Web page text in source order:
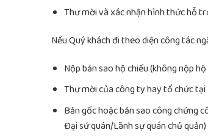
Thư mời và xác nhận hình thức hỗ
Nếu Quý khách đi theo diện công tác
Nộp bản sao hộ chiếu (không nộp
Thư mời của công ty hay tổ chức tại
Bản gốc hoặc bản sao công chứng
Đại sứ quán/Lãnh sự quán chủ